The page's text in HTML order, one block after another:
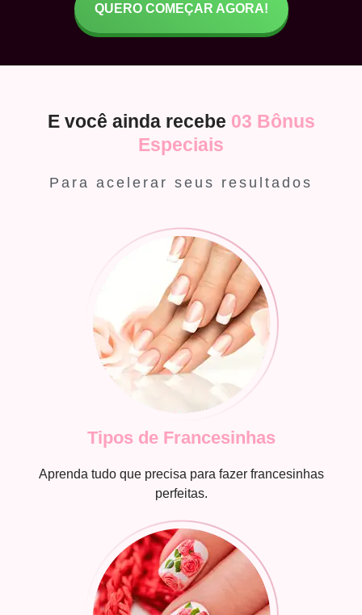
QUERO COMEÇAR AGORA!
E você ainda recebe 03 Bônus
Especiais
Para acelerar seus resultados
Tipos de Francesinhas
Aprenda tudo que precisa para fazer francesinhas
perfeitas.